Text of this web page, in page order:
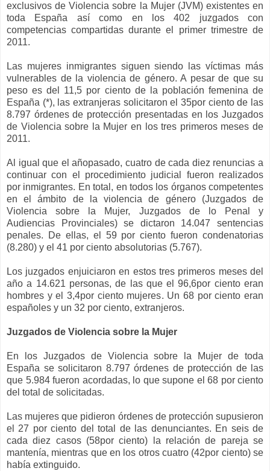
exclusivos de Violencia sobre la Mujer (JVM) existentes en
toda España así como en los 402 juzgados con
competencias compartidas durante el primer trimestre de
2011.
Las mujeres inmigrantes siguen siendo las víctimas más
vulnerables de la violencia de género. A pesar de que su
peso es del 11,5 por ciento de la población femenina de
España (*), las extranjeras solicitaron el 35por ciento de las
8.797 órdenes de protección presentadas en los Juzgados
de Violencia sobre la Mujer en los tres primeros meses de
2011.
Al igual que el añopasado, cuatro de cada diez renuncias a
continuar con el procedimiento judicial fueron realizados
por inmigrantes. En total, en todos los órganos competentes
en el ámbito de la violencia de género (Juzgados de
Violencia sobre la Mujer, Juzgados de lo Penal y
Audiencias Provinciales) se dictaron 14.047 sentencias
penales. De ellas, el 59 por ciento fueron condenatorias
(8.280) y el 41 por ciento absolutorias (5.767).
Los juzgados enjuiciaron en estos tres primeros meses del
año a 14.621 personas, de las que el 96,6por ciento eran
hombres y el 3,4por ciento mujeres. Un 68 por ciento eran
españoles y un 32 por ciento, extranjeros.
Juzgados de Violencia sobre la Mujer
En los Juzgados de Violencia sobre la Mujer de toda
España se solicitaron 8.797 órdenes de protección de las
que 5.984 fueron acordadas, lo que supone el 68 por ciento
del total de solicitadas.
Las mujeres que pidieron órdenes de protección supusieron
el 27 por ciento del total de las denunciantes. En seis de
cada diez casos (58por ciento) la relación de pareja se
mantenía, mientras que en los otros cuatro (42por ciento) se
había extinguido.